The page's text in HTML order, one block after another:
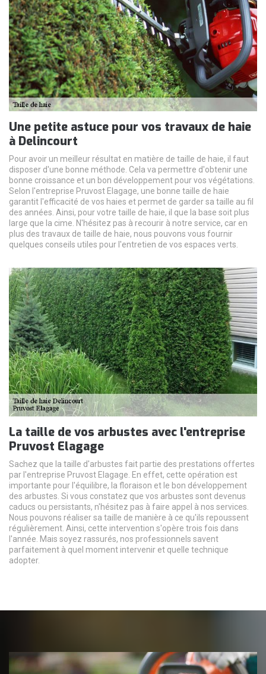
Une petite astuce pour vos travaux de haie
à Delincourt
Pour avoir un meilleur résultat en matière de taille de haie, il faut
disposer d'une bonne méthode. Cela va permettre d'obtenir une
bonne croissance et un bon développement pour vos végétations.
Selon l'entreprise Pruvost Elagage, une bonne taille de haie
garantit l'efficacité de vos haies et permet de garder sa taille au fil
des années. Ainsi, pour votre taille de haie, il que la base soit plus
large que la cime. N'hésitez pas à recourir à notre service, car en
plus des travaux de taille de haie, nous pouvons vous fournir
quelques conseils utiles pour l'entretien de vos espaces verts.
La taille de vos arbustes avec l'entreprise
Pruvost Elagage
Sachez que la taille d'arbustes fait partie des prestations offertes
par l'entreprise Pruvost Elagage. En effet, cette opération est
importante pour l'équilibre, la floraison et le bon développement
des arbustes. Si vous constatez que vos arbustes sont devenus
caducs ou persistants, n'hésitez pas à faire appel à nos services.
Nous pouvons réaliser sa taille de manière à ce qu'ils repoussent
régulièrement. Ainsi, cette intervention s'opère trois fois dans
l'année. Mais soyez rassurés, nos professionnels savent
parfaitement à quel moment intervenir et quelle technique
adopter.